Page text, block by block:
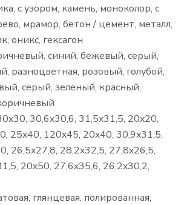
с узором, камень, моноколор, с
мрамор, бетон / цемент, металл,
оникс, гексагон
синий, бежевый, серый,
разноцветная, розовый, голубой,
серый, зеленый, красный,
30,6x30,6, 31,5x31,5, 20x20,
25x40, 120x45, 20x40, 30,9x31,5,
26,5x27,8, 28,2x32,5, 27,8x26,5,
20x50, 27,6x35,6, 26,2x30,2,
глянцевая, полированная,